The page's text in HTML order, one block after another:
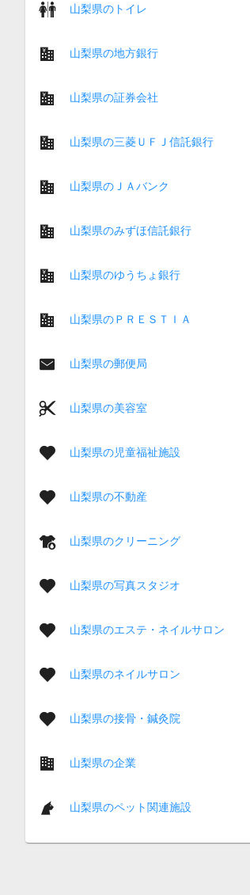
山梨県のトイレ
山梨県の地方銀行
山梨県の証券会社
山梨県の三菱ＵＦＪ信託銀行
山梨県のＪＡバンク
山梨県のみずほ信託銀行
山梨県のゆうちょ銀行
山梨県のＰＲＥＳＴＩＡ
山梨県の郵便局
山梨県の美容室
山梨県の児童福祉施設
山梨県の不動産
山梨県のクリーニング
山梨県の写真スタジオ
山梨県のエステ・ネイルサロン
山梨県のネイルサロン
山梨県の接骨・鍼灸院
山梨県の企業
山梨県のペット関連施設